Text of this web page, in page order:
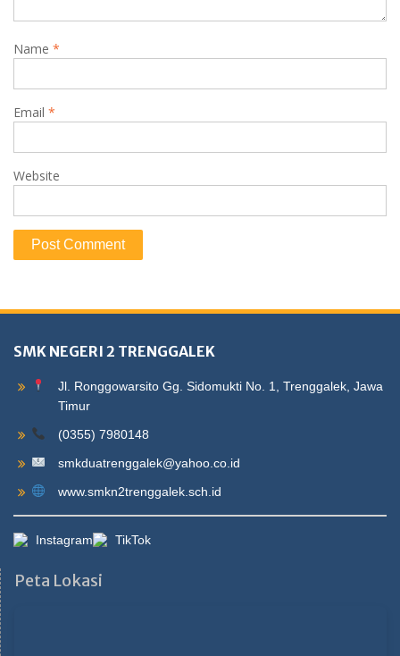
Name *
Email *
Website
SMK NEGERI 2 TRENGGALEK
Jl. Ronggowarsito Gg. Sidomukti No. 1, Trenggalek, Jawa
Timur
(0355) 7980148
smkduatrenggalek@yahoo.co.id
www.smkn2trenggalek.sch.id
Instagram TikTok
Peta Lokasi